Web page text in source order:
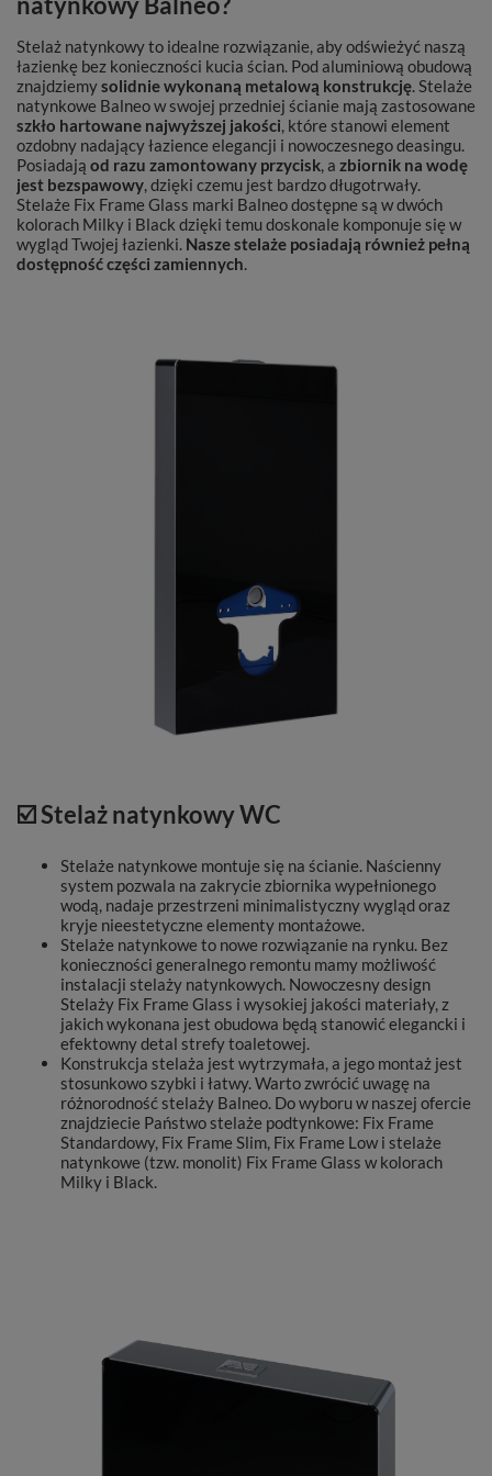
Stelaż natynkowy to idealne rozwiązanie, aby odświeżyć naszą
łazienkę bez konieczności kucia ścian. Pod aluminiową obudową
znajdziemysolidnie wykonaną metalową konstrukcję. Stelaże
natynkowe Balneo w swojej przedniej ścianie mają zastosowane
szkło hartowane najwyższej jakości, które stanowi element
ozdobny nadający łazience elegancji i nowoczesnego deasingu.
Posiadają od razu zamontowany przycisk, a zbiornik na wodę
jest bezspawowy, dzięki czemu jest bardzo długotrwały.
Stelaże Fix Frame Glass marki Balneo dostępne są w dwóch
kolorach Milky i Black dzięki temu doskonale komponuje się w
wygląd Twojej łazienki. Nasze stelaże posiadają również pełną
dostępność części zamiennych.
☑️ Stelaż natynkowy WC
Stelaże natynkowe montuje się na ścianie. Naścienny
system pozwala na zakrycie zbiornika wypełnionego
wodą, nadaje przestrzeni minimalistyczny wygląd oraz
kryje nieestetyczne elementy montażowe.
Stelaże natynkowe to nowe rozwiązanie na rynku. Bez
konieczności generalnego remontu mamy możliwość
instalacji stelaży natynkowych. Nowoczesny design
Stelaży Fix Frame Glass i wysokiej jakości materiały, z
jakich wykonana jest obudowa będą stanowić elegancki i
efektowny detal strefy toaletowej.
Konstrukcja stelaża jest wytrzymała, a jego montaż jest
stosunkowo szybki i łatwy. Warto zwrócić uwagę na
różnorodność stelaży Balneo. Do wyboru w naszej ofercie
znajdziecie Państwo stelaże podtynkowe: Fix Frame
Standardowy, Fix Frame Slim, Fix Frame Low i stelaże
natynkowe (tzw. monolit) Fix Frame Glass w kolorach
Milky i Black.